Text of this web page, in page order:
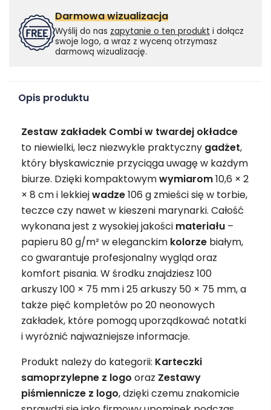
Darmowa wizualizacja
Wyślij do nas zapytanie o ten produkt i dołącz
swoje logo, a wraz z wyceną otrzymasz
darmową wizualizację.
Opis produktu
Zestaw zakładek Combi w twardej okładce
to niewielki, lecz niezwykle praktyczny gadżet,
który błyskawicznie przyciąga uwagę w każdym
biurze. Dzięki kompaktowymwymiarom10,6 × 2
× 8 cm i lekkiejwadze106 g zmieści się w torbie,
teczce czy nawet w kieszeni marynarki. Całość
wykonana jest z wysokiej jakości materiału –
papieru 80 g/m² w eleganckim kolorze białym,
co gwarantuje profesjonalny wygląd oraz
komfort pisania. W środku znajdziesz 100
arkuszy 100 × 75 mm i 25 arkuszy 50 × 75 mm, a
także pięć kompletów po 20 neonowych
zakładek, które pomogą uporządkować notatki
i wyróżnić najważniejsze informacje.
Produkt należy do kategorii: Karteczki
samoprzylepne z logo oraz Zestawy
piśmiennicze z logo, dzięki czemu znakomicie